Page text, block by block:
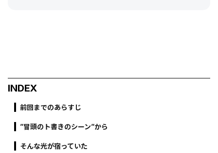
INDEX
前回までのあらすじ
”冒頭のト書きのシーン”から
そんな光が宿っていた